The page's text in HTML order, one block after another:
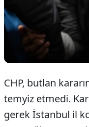
CHP, butlan
temyiz etmedi.
gerek İstanbul il